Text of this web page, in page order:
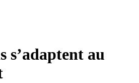
s’adaptent au